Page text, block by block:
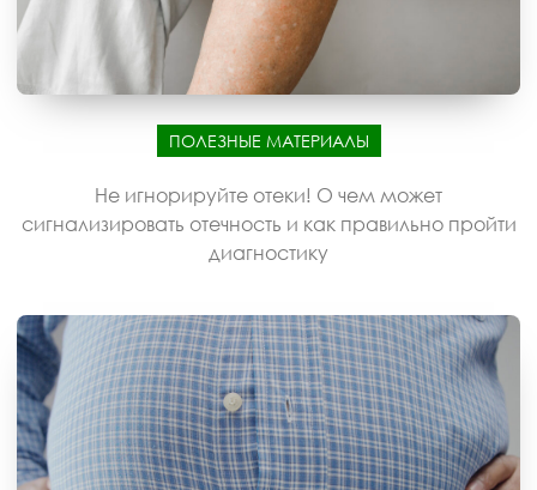
ПОЛЕЗНЫЕ МАТЕРИАЛЫ
Не игнорируйте отеки! О чем может
сигнализировать отечность и как правильно пройти
диагностику